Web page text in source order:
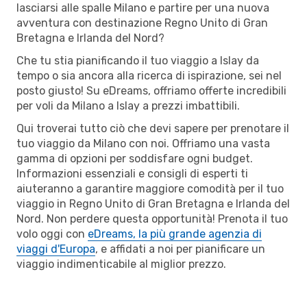
lasciarsi alle spalle Milano e partire per una nuova
avventura con destinazione Regno Unito di Gran
Bretagna e Irlanda del Nord?
Che tu stia pianificando il tuo viaggio a Islay da
tempo o sia ancora alla ricerca di ispirazione, sei nel
posto giusto! Su eDreams, offriamo offerte incredibili
per voli da Milano a Islay a prezzi imbattibili.
Qui troverai tutto ciò che devi sapere per prenotare il
tuo viaggio da Milano con noi. Offriamo una vasta
gamma di opzioni per soddisfare ogni budget.
Informazioni essenziali e consigli di esperti ti
aiuteranno a garantire maggiore comodità per il tuo
viaggio in Regno Unito di Gran Bretagna e Irlanda del
Nord. Non perdere questa opportunità! Prenota il tuo
volo oggi con eDreams, la più grande agenzia di
viaggi d'Europa, e affidati a noi per pianificare un
viaggio indimenticabile al miglior prezzo.